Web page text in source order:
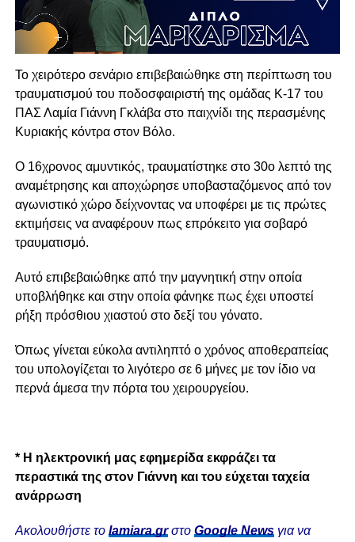
Το χειρότερο σενάριο επιβεβαιώθηκε στη περίπτωση του
τραυματισμού του ποδοσφαιριστή της ομάδας Κ-17 του
ΠΑΣ Λαμία Γιάννη Γκλάβα στο παιχνίδι της περασμένης
Κυριακής κόντρα στον Βόλο.
Ο 16χρονος αμυντικός, τραυματίστηκε στο 30ο λεπτό της
αναμέτρησης και αποχώρησε υποβασταζόμενος από τον
αγωνιστικό χώρο δείχνοντας να υποφέρει με τις πρώτες
εκτιμήσεις να αναφέρουν πως επρόκειτο για σοβαρό
τραυματισμό.
Αυτό επιβεβαιώθηκε από την μαγνητική στην οποία
υποβλήθηκε και στην οποία φάνηκε πως έχει υποστεί
ρήξη πρόσθιου χιαστού στο δεξί του γόνατο.
Όπως γίνεται εύκολα αντιληπτό ο χρόνος αποθεραπείας
του υπολογίζεται το λιγότερο σε 6 μήνες με τον ίδιο να
περνά άμεσα την πόρτα του χειρουργείου.
* Η ηλεκτρονική μας εφημερίδα εκφράζει τα
περαστικά της στον Γιάννη και του εύχεται ταχεία
ανάρρωση
Ακολουθήστε το lamiara.grστο Google Newsγια να